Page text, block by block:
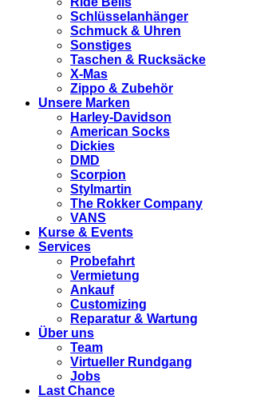
Schlüsselanhänger
Schmuck & Uhren
Sonstiges
Taschen & Rucksäcke
X-Mas
Zippo & Zubehör
Unsere Marken
Harley-Davidson
American Socks
Dickies
DMD
Scorpion
Stylmartin
The Rokker Company
VANS
Kurse & Events
Services
Probefahrt
Vermietung
Ankauf
Customizing
Reparatur & Wartung
Über uns
Team
Virtueller Rundgang
Jobs
Last Chance